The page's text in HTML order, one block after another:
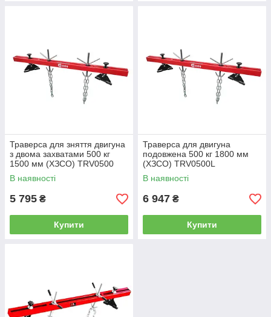
Траверса для зняття двигуна
з двома захватами 500 кг
1500 мм (ХЗСО) TRV0500
В наявності
5 795 ₴
Купити
Траверса для двигуна
подовжена 500 кг 1800 мм
(ХЗСО) TRV0500L
В наявності
6 947 ₴
Купити